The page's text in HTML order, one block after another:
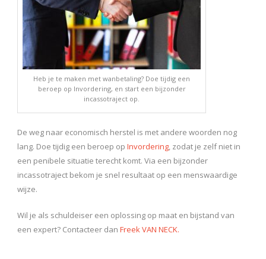
Heb je te maken met wanbetaling? Doe tijdig een
beroep op Invordering, en start een bijzonder
incassotraject op.
De weg naar economisch herstel is met andere woorden nog
lang. Doe tijdig een beroep op Invordering , zodat je zelf niet in
een penibele situatie terecht komt. Via een bijzonder
incassotraject bekom je snel resultaat op een menswaardige
wijze.
Wil je als schuldeiser een oplossing op maat en bijstand van
een expert? Contacteer dan Freek VAN NECK.